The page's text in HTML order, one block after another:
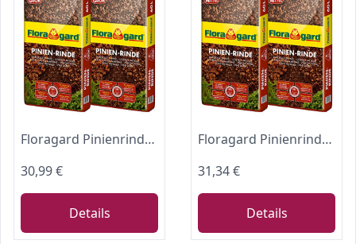
Floragard Pinienrinde 120 L (2×60 L, 25-40 mm) – dekorativer Premium-Mulch & natürliche Bodenabdeckung für Beete, Pflanzflächen, Stauden- & Gehölzbeete sowie Wege – unterdrückt Unkraut
30,99 €
Details
Floragard Pinienrinde 120 L (2×60 L, 15–25 mm) – dekorativer Premium-Mulch & natürliche Bodenabdeckung für Beete, Pflanzflächen, Stauden- & Gehölzbeete sowie Wege – unterdrückt Unkraut
31,34 €
Details